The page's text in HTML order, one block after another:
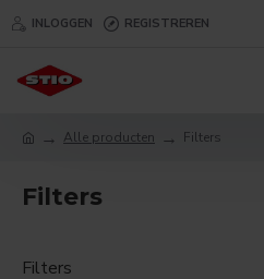
INLOGGEN REGISTREREN
Alle producten Filters
Filters
Filters